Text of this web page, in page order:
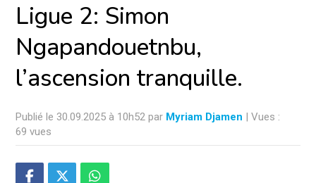
Ligue 2: Simon
Ngapandouetnbu,
l’ascension tranquille.
Publié le 30.09.2025 à 10h52 par Myriam Djamen | Vues :
69 vues